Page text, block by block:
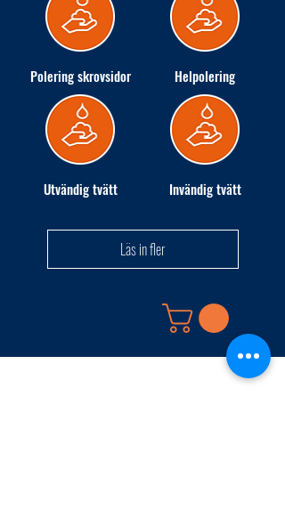
Polering skrovsidor Helpolering
Utvändig tvätt Invändig tvätt
Läs in fler